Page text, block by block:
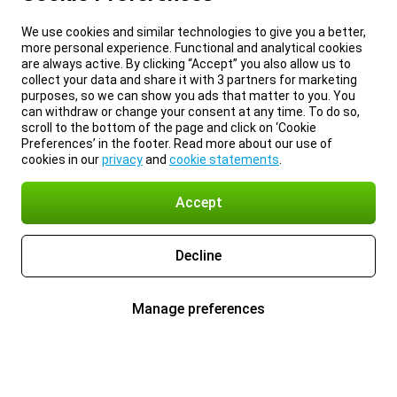
We use cookies and similar technologies to give you a better,
more personal experience. Functional and analytical cookies
are always active. By clicking “Accept” you also allow us to
collect your data and share it with 3 partners for marketing
purposes, so we can show you ads that matter to you. You
can withdraw or change your consent at any time. To do so,
scroll to the bottom of the page and click on ‘Cookie
Preferences’ in the footer. Read more about our use of
cookies in ourprivacyand cookie statements
Accept
Decline
Manage preferences